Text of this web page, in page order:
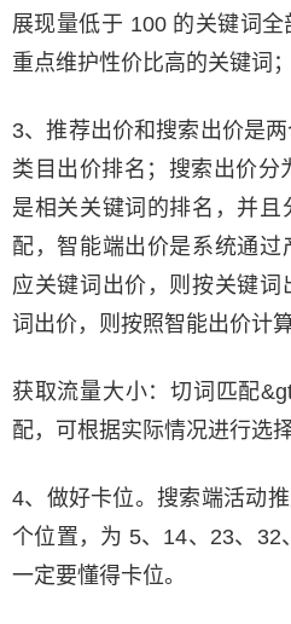
展现量低于 100 的关键词全
重点维护性价比高的关键词；
3、推荐出价和搜索出价是
类目出价排名；搜索出价分
是相关关键词的排名，并
配，智能端出价是系统通过
应关键词出价，则按关键
词出价，则按照智能出价计算
获取流量大小：切词匹配
配，可根据实际情况进行选择
4、做好卡位。搜索端活动
个位置，为 5、14、23、32
一定要懂得卡位。